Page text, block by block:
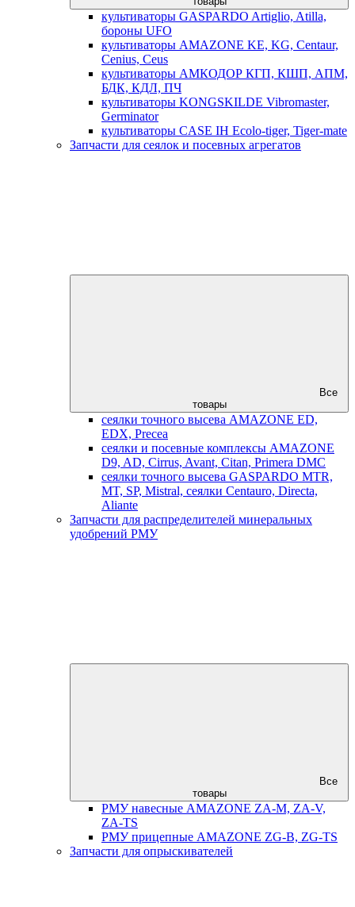
культиваторы GASPARDO Artiglio, Atilla,
бороны UFO
культиваторы AMAZONE KE, KG, Centaur,
Cenius, Ceus
культиваторы АМКОДОР КГП, КШП, АПМ,
БДК, КДЛ, ПЧ
культиваторы KONGSKILDE Vibromaster,
Germinator
культиваторы CASE IH Ecolo-tiger, Tiger-mate
Запчасти для сеялок и посевных агрегатов
Все
товары
сеялки точного высева AMAZONE ED,
EDX, Precea
сеялки и посевные комплексы AMAZONE
D9, AD, Cirrus, Avant, Citan, Primera DMC
сеялки точного высева GASPARDO MTR,
MT, SP, Mistral, сеялки Centauro, Directa,
Aliante
Запчасти для распределителей минеральных
удобрений РМУ
Все
товары
РМУ навесные AMAZONE ZA-M, ZA-V,
ZA-TS
РМУ прицепные AMAZONE ZG-B, ZG-TS
Запчасти для опрыскивателей